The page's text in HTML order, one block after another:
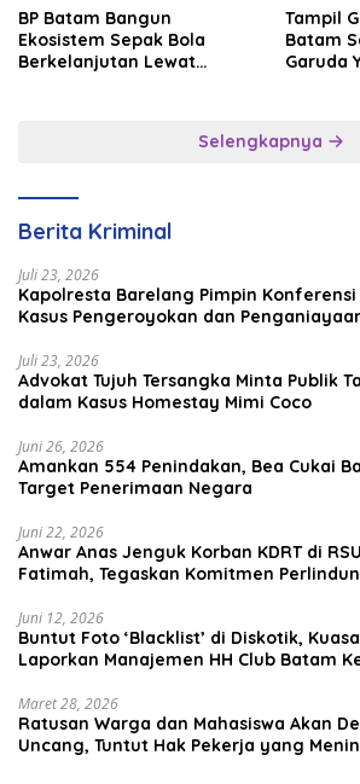
BP Batam Bangun
Ekosistem Sepak Bola
Berkelanjutan Lewat
Tampil
Batam
Garuda
Selengkapnya
Berita Kriminal
Juli 23, 2026
Kapolresta Barelang Pimpin Konferensi
Kasus Pengeroyokan dan
Juli 23, 2026
Advokat Tujuh Tersangka Minta Publik
dalam Kasus Homestay Mimi Coco
Juni 26, 2026
Amankan 554 Penindakan, Bea Cukai
Target Penerimaan Negara
Juni 22, 2026
Anwar Anas Jenguk Korban KDRT di
Fatimah, Tegaskan Komitmen
Juni 12, 2026
Buntut Foto ‘Blacklist’ di Diskotik,
Laporkan Manajemen HH Club Batam
Maret 28, 2026
Ratusan Warga dan Mahasiswa Akan
Uncang, Tuntut Hak Pekerja yang